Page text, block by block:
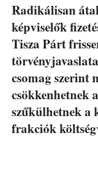
Radikálisan
képviselők
Tisza Párt
csomag szerint
csökkenhetnek
szűkülhetnek a
frakciók